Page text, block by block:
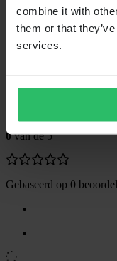
combine it with
them or that
services.
Maattabel
Verzending & retouren
Veiligheidsinformatie
0van de 5
Gebaseerd op 0